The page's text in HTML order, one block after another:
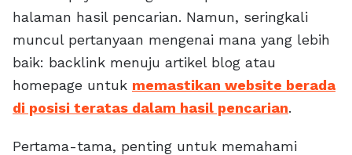
halaman hasil pencarian. Namun, seringkali
muncul pertanyaan mengenai mana yang lebih
baik: backlink menuju artikel blog atau
homepage untuk memastikan website berada
di posisi teratas dalam hasil pencarian.
Pertama-tama, penting untuk memahami